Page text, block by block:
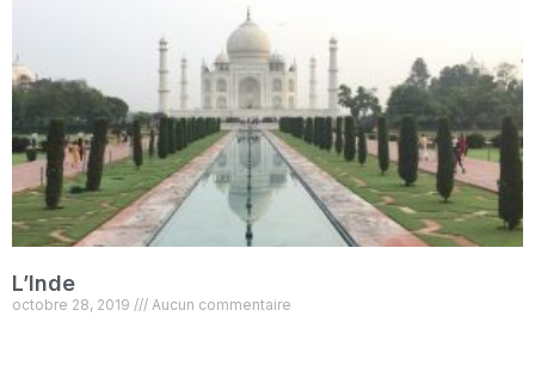
L’Inde
octobre 28, 2019 Aucun commentaire